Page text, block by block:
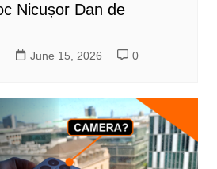
Nicușor Dan de
June 15, 2026 0